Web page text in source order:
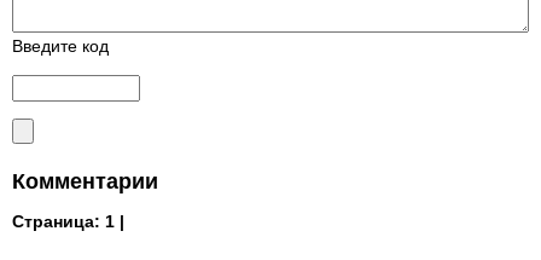
Введите код
Комментарии
Страница: 1 |